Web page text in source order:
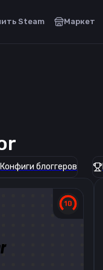
Steam Маркет
Конфиги блоггеров